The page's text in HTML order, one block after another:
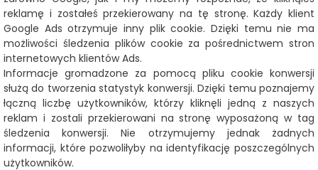
reklamę i zostałeś przekierowany na tę stronę. Każdy klient
Google Ads otrzymuje inny plik cookie. Dzięki temu nie ma
możliwości śledzenia plików cookie za pośrednictwem stron
internetowych klientów Ads.
Informacje gromadzone za pomocą pliku cookie konwersji
służą do tworzenia statystyk konwersji. Dzięki temu poznajemy
łączną liczbę użytkowników, którzy kliknęli jedną z naszych
reklam i zostali przekierowani na stronę wyposażoną w tag
śledzenia konwersji. Nie otrzymujemy jednak żadnych
informacji, które pozwoliłyby na identyfikację poszczególnych
użytkowników.